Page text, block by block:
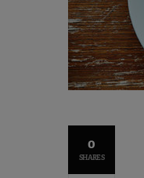
0
SHARES